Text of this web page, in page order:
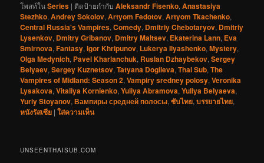
โพสท์ในSeries | ติดป้ายกำกับ Aleksandr Fisenko,Anastasiya
Stezhko,Andrey Sokolov,Artyom Fedotov,Artyom Tkachenko,
Central Russia's Vampires,Comedy, Dmitriy Chebotaryov, Dmitriy
Lysenkov, Dmitry Gribanov, Dmitry Maltsev, Ekaterina Lann, Eva
Smirnova,Fantasy,Igor Khripunov, Lukerya Ilyashenko,Mystery,
Olga Medynich, Pavel Kharlanchuk, Ruslan Dzhaybekov,Sergey
Belyaev,Sergey Kuznetsov,Tatyana Dogileva,Thai Sub,The
Vampires of Midland: Season 2,Vampiry sredney polosy,Veronika
Lysakova,Vitaliya Kornienko,Yuliya Abramova,Yuliya Belyaeva,
Yuriy Stoyanov,Вампиры средней полосы,ซับไทย,บรรยายไทย,
หนังรัสเซีย |ใส่ความเห็น
UNSEENTHAISUB.COM